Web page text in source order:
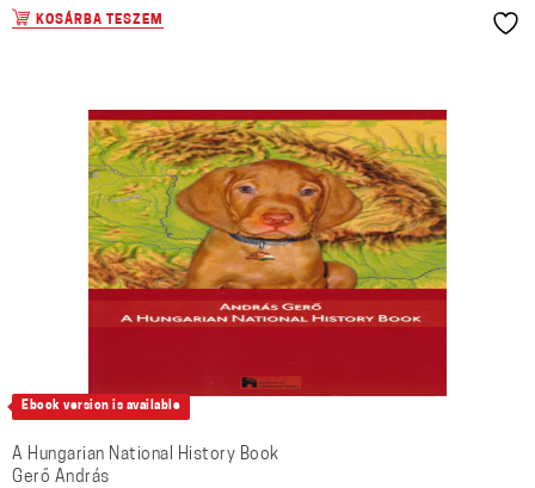
KOSÁRBA TESZEM
Ebook version is available
A Hungarian National History Book
Gerő András